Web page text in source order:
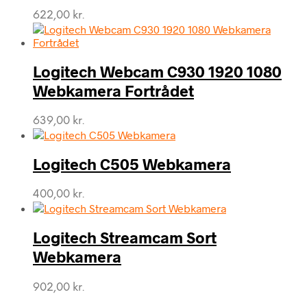
622,00 kr.
Logitech Webcam C930 1920 1080
Webkamera Fortrådet
639,00 kr.
Logitech C505 Webkamera
400,00 kr.
Logitech Streamcam Sort
Webkamera
902,00 kr.